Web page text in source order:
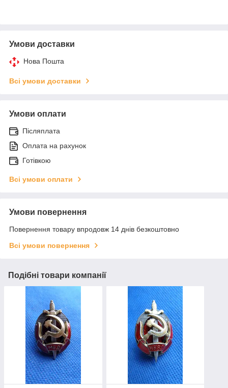
Умови доставки
Нова Пошта
Всі умови доставки
Умови оплати
Післяплата
Оплата на рахунок
Готівкою
Всі умови оплати
Умови повернення
Повернення товару впродовж 14 днів безкоштовно
Всі умови повернення
Подібні товари компанії